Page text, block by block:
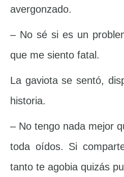
avergonzado.
– No sé si es un
que me siento fatal.
La gaviota se sentó,
historia.
– No tengo nada mejor
toda oídos. Si
tanto te agobia quizás